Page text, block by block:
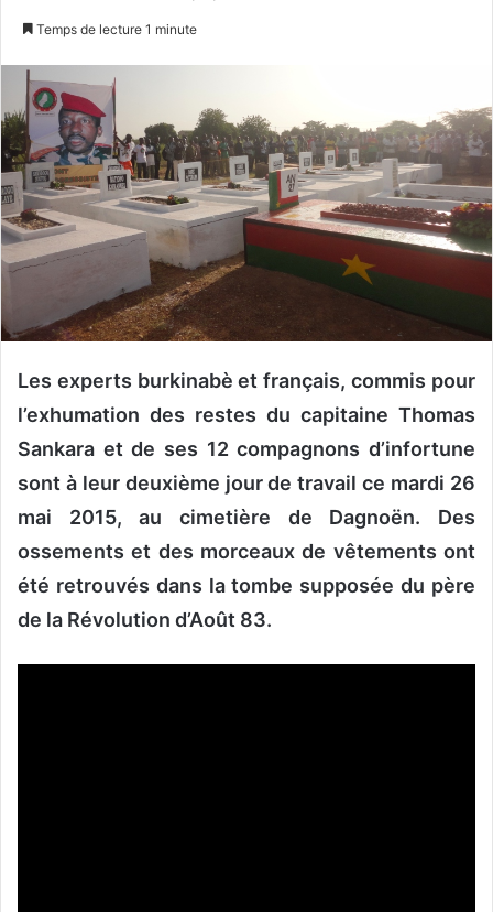
e
r
u
n
o
u
r
r
e
l
Temps de lecture 1 minute
Les experts burkinabè et français, commis pour
l’exhumation des restes du capitaine Thomas
Sankara et de ses 12 compagnons d’infortune
sont à leur deuxième jour de travail ce mardi 26
mai 2015, au cimetière de Dagnoën. Des
ossements et des morceaux de vêtements ont
été retrouvés dans la tombe supposée du père
de la Révolution d’Août 83.